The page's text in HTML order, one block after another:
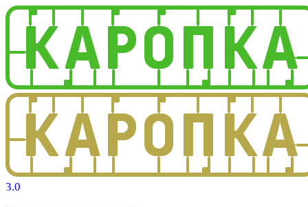
3.0